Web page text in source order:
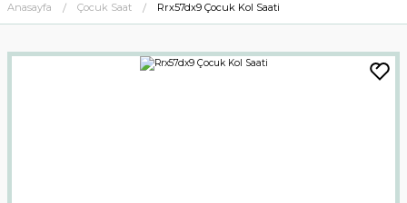
Anasayfa Çocuk Saat Rrx57dx9 Çocuk Kol Saati